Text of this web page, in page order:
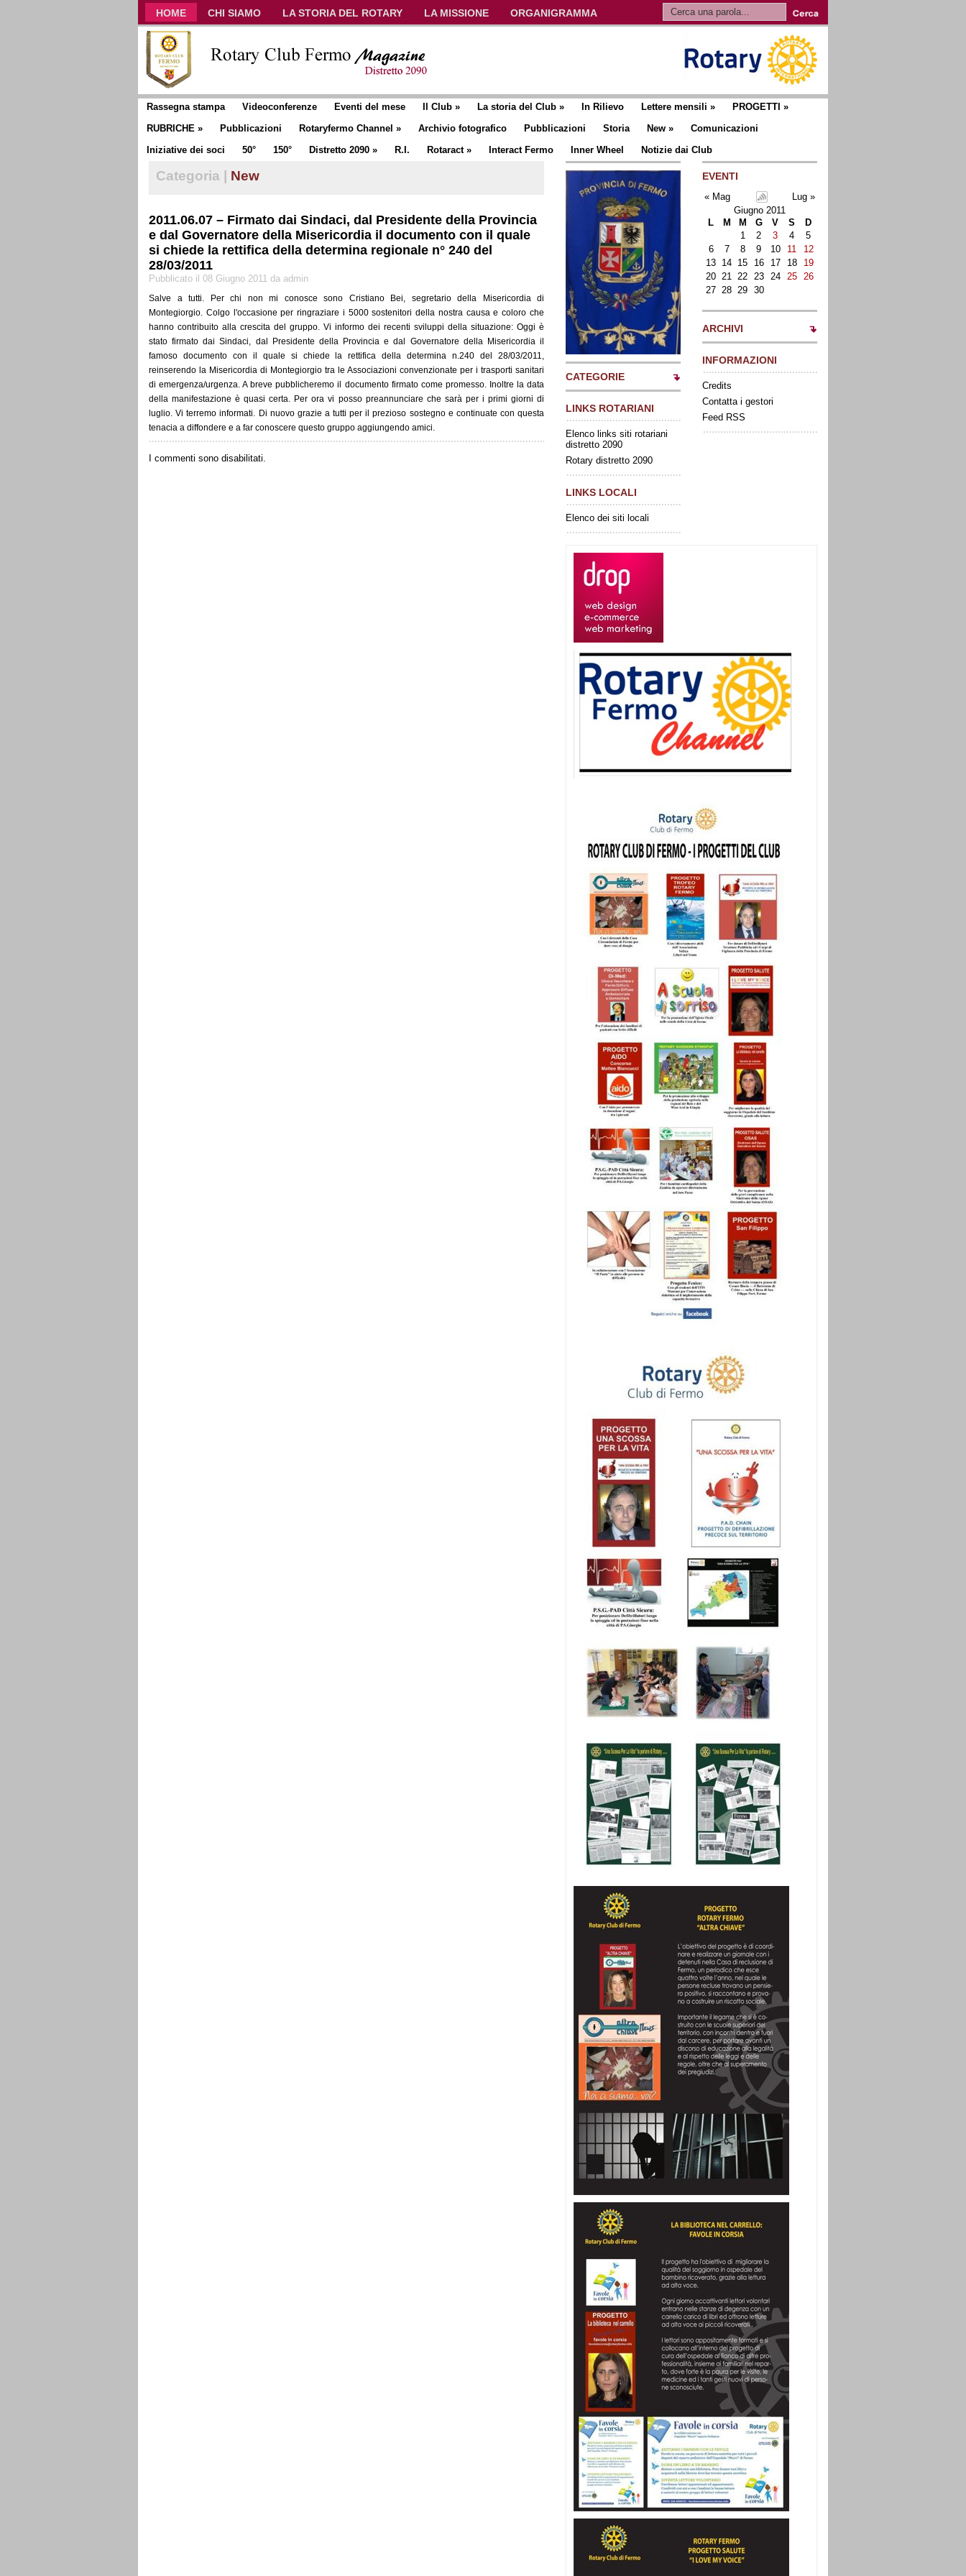
HOME CHI SIAMO LA STORIA DEL ROTARY LA MISSIONE
ORGANIGRAMMA
CLUB COMMUNICATOR
Rassegna stampa Videoconferenze Eventi del mese Il Club » La storia del Club » In Rilievo Lettere mensili » PROGETTI »
RUBRICHE » Pubblicazioni Rotaryfermo Channel » Archivio fotografico Pubblicazioni Storia New »
Comunicazioni
Iniziative dei soci
50° 150° Distretto 2090 » R.I. Rotaract» Interact Fermo Inner Wheel Notizie dai Club
Categoria | New
2011.06.07 – Firmato dai Sindaci, dal Presidente della Provincia
e dal Governatore della Misericordia il documento con il quale
si chiede la rettifica della determina regionale n° 240 del
28/03/2011
Pubblicato il 08 Giugno 2011 da admin
Salve a tutti. Per chi non mi conosce sono Cristiano Bei, segretario della Misericordia di
Montegiorgio. Colgo l'occasione per ringraziare i 5000 sostenitori della nostra causa e coloro che
hanno contribuito alla crescita del gruppo. Vi informo dei recenti sviluppi della situazione: Oggi è
stato firmato dai Sindaci, dal Presidente della Provincia e dal Governatore della Misericordia il
famoso documento con il quale si chiede la rettifica della determina n.240 del 28/03/2011,
reinserendo la Misericordia di Montegiorgio tra le Associazioni convenzionate per i trasporti sanitari
di emergenza/urgenza. A breve pubblicheremo il documento firmato come promesso. Inoltre la data
della manifestazione è quasi certa. Per ora vi posso preannunciare che sarà per i primi giorni di
luglio. Vi terremo informati. Di nuovo grazie a tutti per il prezioso sostegno e continuate con questa
tenacia a diffondere e a far conoscere questo gruppo aggiungendo amici.
I commenti sono disabilitati.
CATEGORIE
LINKS ROTARIANI
Elenco links siti rotariani
distretto 2090
Rotary distretto 2090
LINKS LOCALI
Elenco dei siti locali
EVENTI
« Mag
Lug »
Giugno 2011
L
M M G V S
D
1
2 3 4
5
6
7 8 9 10 11
12
13 14 15 16 17 18
19
20 21 22 23 24 25
26
27 28 29 30
ARCHIVI
INFORMAZIONI
Credits
Contatta i gestori
Feed RSS